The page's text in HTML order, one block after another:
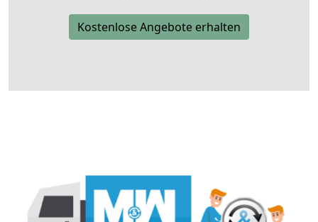
Kostenlose Angebote erhalten